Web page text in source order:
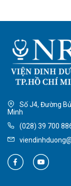
Số J4, Đường
Minh
(028) 39 700